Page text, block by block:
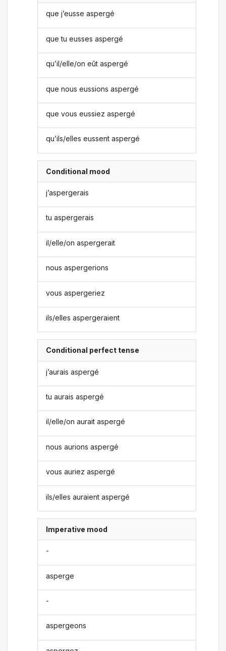
que j’eusse aspergé
que tu eusses aspergé
qu’il/elle/on eût aspergé
que nous eussions aspergé
que vous eussiez aspergé
qu’ils/elles eussent aspergé
Conditional mood
j’aspergerais
tu aspergerais
il/elle/on aspergerait
nous aspergerions
vous aspergeriez
ils/elles aspergeraient
Conditional perfect tense
j’aurais aspergé
tu aurais aspergé
il/elle/on aurait aspergé
nous aurions aspergé
vous auriez aspergé
ils/elles auraient aspergé
Imperative mood
-
asperge
-
aspergeons